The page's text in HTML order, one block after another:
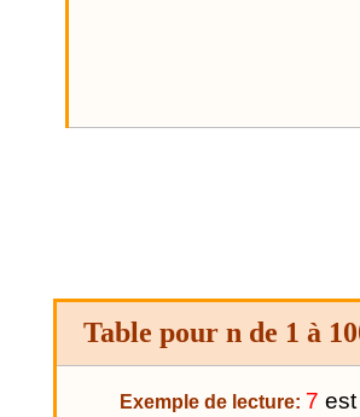
Table pour n de 1 à
Exemple de lecture: 7